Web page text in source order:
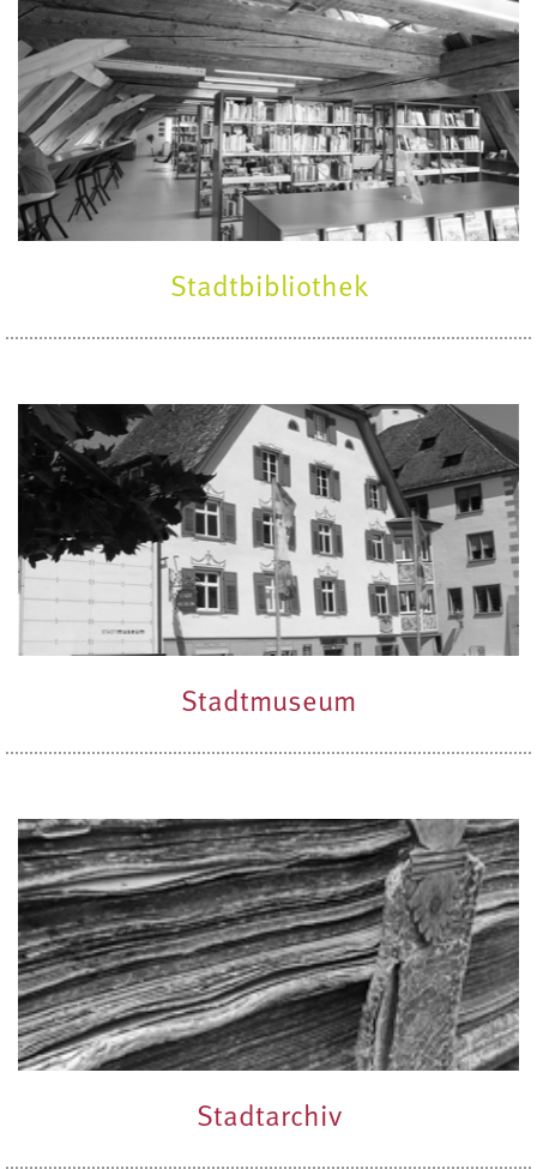
Stadtbibliothek
Stadtmuseum
Stadtarchiv